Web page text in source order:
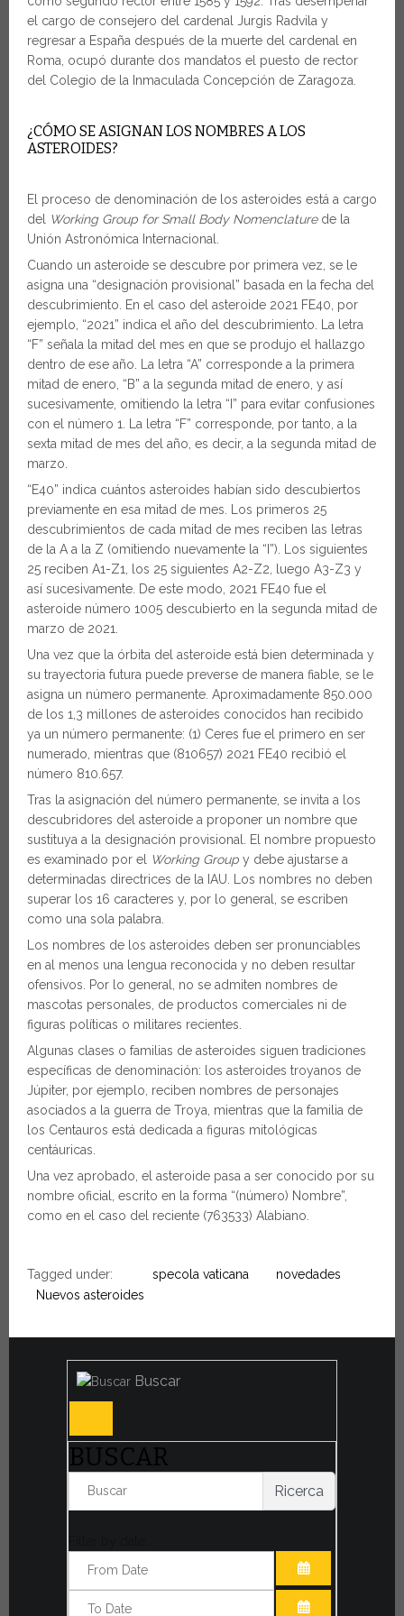
el cargo de consejero del cardenal Jurgis Radvila y
regresar a España después de la muerte del cardenal en
Roma, ocupó durante dos mandatos el puesto de rector
del Colegio de la Inmaculada Concepción de Zaragoza.
¿CÓMO SE ASIGNAN LOS NOMBRES A LOS
ASTEROIDES?
El proceso de denominación de los asteroides está a cargo
del Working Group for Small Body Nomenclaturede la
Unión Astronómica Internacional.
Cuando un asteroide se descubre por primera vez, se le
asigna una “designación provisional” basada en la fecha del
descubrimiento. En el caso del asteroide 2021 FE40, por
ejemplo, “2021” indica el año del descubrimiento. La letra
“F” señala la mitad del mes en que se produjo el hallazgo
dentro de ese año. La letra “A” corresponde a la primera
mitad de enero, “B” a la segunda mitad de enero, y así
sucesivamente, omitiendo la letra “I” para evitar confusiones
con el número 1. La letra “F” corresponde, por tanto, a la
sexta mitad de mes del año, es decir, a la segunda mitad de
marzo.
“E40” indica cuántos asteroides habían sido descubiertos
previamente en esa mitad de mes. Los primeros 25
descubrimientos de cada mitad de mes reciben las letras
de la A a la Z (omitiendo nuevamente la “I”). Los siguientes
25 reciben A1-Z1, los 25 siguientes A2-Z2, luego A3-Z3 y
así sucesivamente. De este modo, 2021 FE40 fue el
asteroide número 1005 descubierto en la segunda mitad de
marzo de 2021.
Una vez que la órbita del asteroide está bien determinada y
su trayectoria futura puede preverse de manera fiable, se le
asigna un número permanente. Aproximadamente 850.000
de los 1,3 millones de asteroides conocidos han recibido
ya un número permanente: (1) Ceres fue el primero en ser
numerado, mientras que (810657) 2021 FE40 recibió el
número 810.657.
Tras la asignación del número permanente, se invita a los
descubridores del asteroide a proponer un nombre que
sustituya a la designación provisional. El nombre propuesto
es examinado por el Working Group y debe ajustarse a
determinadas directrices de la IAU. Los nombres no deben
superar los 16 caracteres y, por lo general, se escriben
como una sola palabra.
Los nombres de los asteroides deben ser pronunciables
en al menos una lengua reconocida y no deben resultar
ofensivos. Por lo general, no se admiten nombres de
mascotas personales, de productos comerciales ni de
figuras políticas o militares recientes.
Algunas clases o familias de asteroides siguen tradiciones
específicas de denominación: los asteroides troyanos de
Júpiter, por ejemplo, reciben nombres de personajes
asociados a la guerra de Troya, mientras que la familia de
los Centauros está dedicada a figuras mitológicas
centáuricas.
Una vez aprobado, el asteroide pasa a ser conocido por su
nombre oficial, escrito en la forma “(número) Nombre”,
como en el caso del reciente (763533) Alabiano.
Tagged under: specola vaticana
novedades
Nuevos asteroides
Buscar
BUSCAR
Ricerca
ABRIR EL